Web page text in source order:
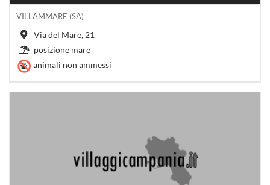
VILLAMMARE (SA)
Via del Mare, 21
posizione mare
animali non ammessi